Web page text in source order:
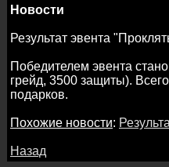
Новости
Результат эвента
Победителем эвента
грейд, 3500 защиты).
подарков.
Похожие новости:
Назад